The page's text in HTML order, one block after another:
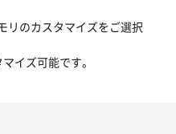
リのカスタマイズをご選択
イズ可能です。